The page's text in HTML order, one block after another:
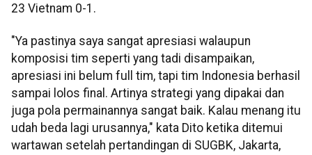
23 Vietnam 0-1.
"Ya pastinya saya sangat apresiasi walaupun
komposisi tim seperti yang tadi disampaikan,
apresiasi ini belum full tim, tapi tim Indonesia berhasil
sampai lolos final. Artinya strategi yang dipakai dan
juga pola permainannya sangat baik. Kalau menang itu
udah beda lagi urusannya," kata Dito ketika ditemui
wartawan setelah pertandingan di SUGBK, Jakarta,